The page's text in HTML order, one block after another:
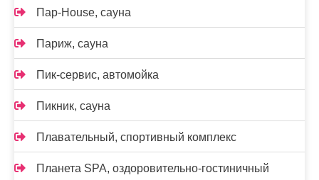
Пар-House, сауна
Париж, сауна
Пик-сервис, автомойка
Пикник, сауна
Плавательный, спортивный комплекс
Планета SPA, оздоровительно-гостиничный